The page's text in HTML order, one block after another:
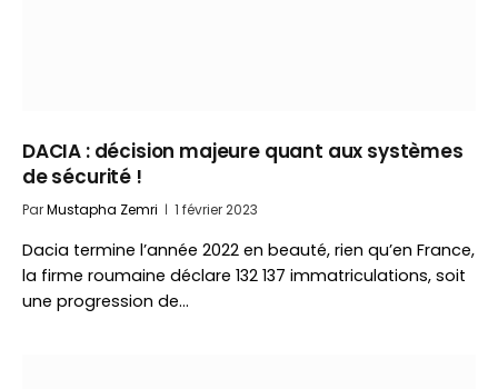
DACIA : décision majeure quant aux systèmes
de sécurité !
ParMustapha Zemri 1 février 2023
Dacia termine l’année 2022 en beauté, rien qu’en France,
la firme roumaine déclare 132 137 immatriculations, soit
une progression de…